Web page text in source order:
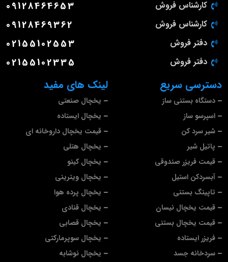
لینک های مفید
یخچال صنعتی
یخچال ایستاده
قیمت یخچال داروخانه ای
یخچال هتلی
یخچال کینو
یخچال ویترینی
یخچال پرده هوا
یخچال قنادی
یخچال قصابی
یخچال سوپرمارکتی
یخچال نوشابه
دسترسی سریع
دستگاه بستنی ساز
اسپرسو ساز
شیر سرد کن
پاتیل شیر
قیمت فریزر صندوقی
آبسردکن استیل
تاپینگ بستنی
قیمت یخچال نیسان
قیمت یخچال بستنی
فریزر ایستاده
سردخانه جسد
کارشناس فروش 09128464653
کارشناس فروش 09128469362
دفتر فروش 02155102553
دفتر فروش 02155102335